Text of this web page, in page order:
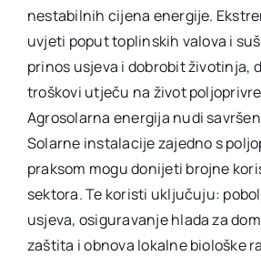
nestabilnih cijena energije.
uvjeti poput toplinskih valova i
prinos usjeva i dobrobit životinja,
troškovi utječu na život
Agrosolarna energija nudi
Solarne instalacije zajedno s
praksom mogu donijeti brojne
sektora. Te koristi uključuju:
usjeva, osiguravanje hlada za
zaštita i obnova lokalne biološke